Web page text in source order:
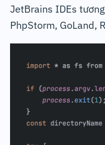
JetBrains IDEs
PhpStorm, GoLand,